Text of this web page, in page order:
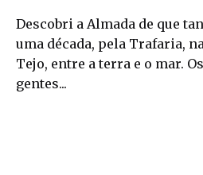
Descobri a Almada de que
uma década, pela Trafaria,
Tejo, entre a terra e o mar.
gentes...